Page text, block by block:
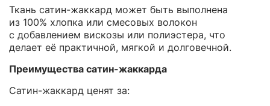
Ткань сатин-жаккард может быть выполнена
из 100% хлопка или смесовых волокон
с добавлением вискозы или полиэстера, что
делает её практичной, мягкой и долговечной.
Преимущества сатин-жаккарда
Сатин-жаккард ценят за: